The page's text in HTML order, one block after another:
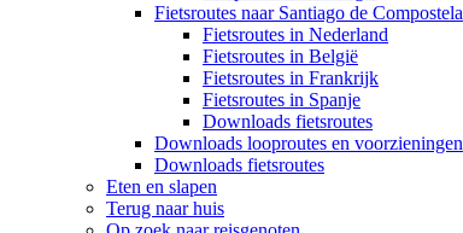
Fietsroutes naar Santiago de Compostela
Fietsroutes in Nederland
Fietsroutes in België
Fietsroutes in Frankrijk
Fietsroutes in Spanje
Downloads fietsroutes
Downloads looproutes en voorzieningen
Downloads fietsroutes
Eten en slapen
Terug naar huis